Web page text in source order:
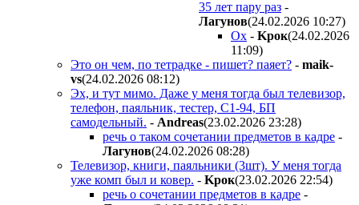
35 лет пару раз -
Лaгyнoв(24.02.2026 10:27)
Ох - Kpoк(24.02.2026
11:09)
Это он чем, по тетрадке - пишет? паяет? - maik-
vs(24.02.2026 08:12)
Эх, и тут мимо. Даже у меня тогда был телевизор,
телефон, паяльник, тестер, С1-94, БП
самодельный. - Andreas(23.02.2026 23:28)
речь о таком сочетании предметов в кадре -
Лaгyнoв(24.02.2026 08:28)
Телевизор, книги, паяльники (3шт). У меня тогда
уже комп был и ковер. - Kpoк(23.02.2026 22:54)
речь о сочетании предметов в кадре -